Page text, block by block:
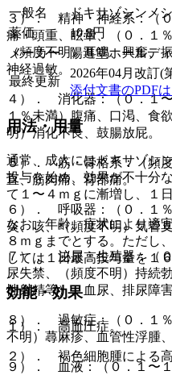
３）． 精神・神経系：（
痛・頭重、眩暈、（０．１
（頻度不明）耳鳴、興奮、
神経過敏。
４）． 消化器：（０．１
１％未満）腹痛、口渇、食
明）消化不良、鼓腸放屁。
５）． 筋・骨格系：（頻
直、筋肉痛、背部痛。
６）． 呼吸器：（０．１
炎、咳、（頻度不明）気管
７）． 泌尿・生殖器：（
尿失禁、（頻度不明）持続
性射精等）、血尿、排尿障害
８）． 過敏症：（０．１
不明）蕁麻疹、血管性浮腫
９）． 血液：（０．１〜
一般名
ドキサゾシンメ
薬価
10.8円
メーカー
陽進堂ホールデ
最終更新
2026年04月改訂(
添付文書のPDF
用法・用量
通常、成人にはドキサゾシ
投与を始め、効果が不十分
て１〜４ｍｇに漸増し、１
なお、年齢、症状により適
８ｍｇまでとする。ただし
しては１日最高投与量を１
効能・効果
１）． 高血圧症。
２）． 褐色細胞腫による高